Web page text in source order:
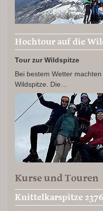
Hochtour auf die
Tour zur Wildspitze
Bei bestem Wetter
Wildspitze. Die…
Kurse und Touren
Knittelkarspitze